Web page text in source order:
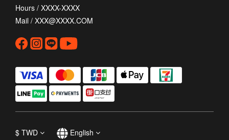
Hours / XXXX-XXXX
Mail / XXX@XXXX.COM
$ TWD English